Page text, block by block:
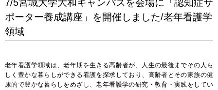
7/5宮城大学大和キャンパスを会場に「認知症サ
ポーター養成講座」を開催しました/老年看護学
領域
老年看護学領域は、老年期を生きる高齢者が、人生の最後までその人ら
しく豊かな暮らしができる看護を探求しており、高齢者とその家族の健
康的で豊かな暮らしをめざし、老年看護学の研究・教育・実践をしてい